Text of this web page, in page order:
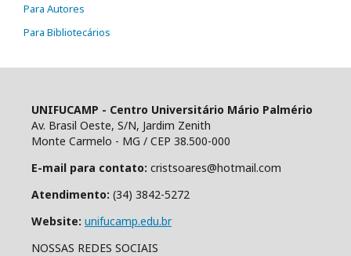
Para Autores
Para Bibliotecários
UNIFUCAMP - Centro Universitário Mário Palmério
Av. Brasil Oeste, S/N, Jardim Zenith
Monte Carmelo - MG / CEP 38.500-000
E-mail para contato: cristsoares@hotmail.com
Atendimento: (34) 3842-5272
Website: unifucamp.edu.br
NOSSAS REDES SOCIAIS